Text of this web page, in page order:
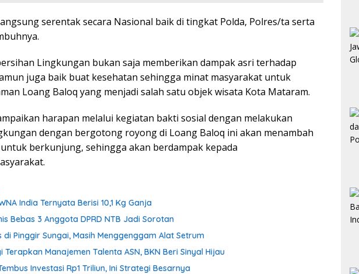
serentak secara Nasional baik di tingkat Polda, Polres/ta serta
Lingkungan bukan saja memberikan dampak asri terhadap
juga baik buat kesehatan sehingga minat masyarakat untuk
Loang Baloq yang menjadi salah satu objek wisata Kota Mataram.
harapan melalui kegiatan bakti sosial dengan melakukan
dengan bergotong royong di Loang Baloq ini akan menambah
berkunjung, sehingga akan berdampak kepada
India Ternyata Berisi 10,1 Kg Ganja
Bebas 3 Anggota DPRD NTB Jadi Sorotan
di Pinggir Sungai, Masih Menggenggam Alat Setrum
Terapkan Manajemen Talenta ASN, BKN Beri Sinyal Hijau
Investasi Rp1 Triliun, Ini Strategi Besarnya